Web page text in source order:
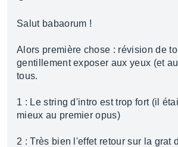
Salut babaorum !
Alors première chose : révision de
gentillement exposer aux yeux (et
tous.
1 : Le string d'intro est trop fort (il
mieux au premier opus)
2 : Très bien l'effet retour sur la grat